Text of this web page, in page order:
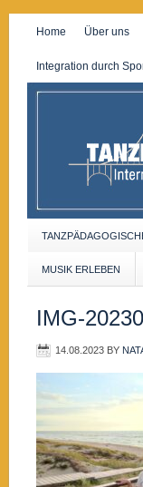
Home Über uns
Integration durch
MUSIK ERLEBEN
IMG-
14.08.2023 BY